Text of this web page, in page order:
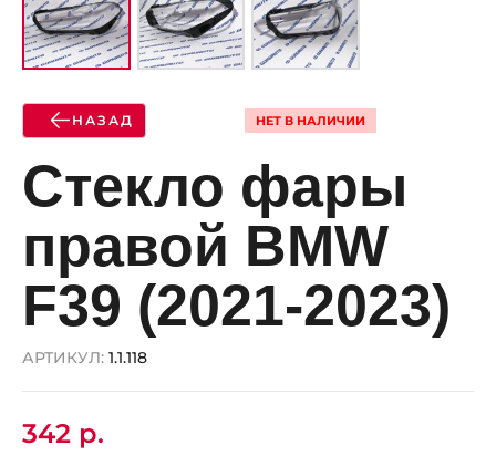
НАЗАД НЕТ В НАЛИЧИИ
Стекло фары
правой BMW
F39 (2021-2023)
АРТИКУЛ: 1.1.118
342 р.